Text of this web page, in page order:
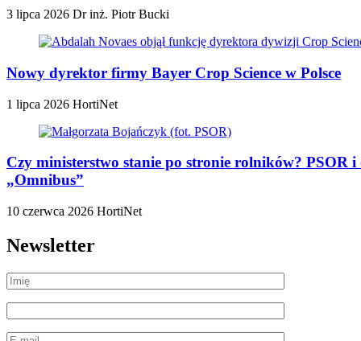
3 lipca 2026 Dr inż. Piotr Bucki
Nowy dyrektor firmy Bayer Crop Science w Polsce
1 lipca 2026 HortiNet
Czy ministerstwo stanie po stronie rolników?
„Omnibus”
10 czerwca 2026 HortiNet
Newsletter